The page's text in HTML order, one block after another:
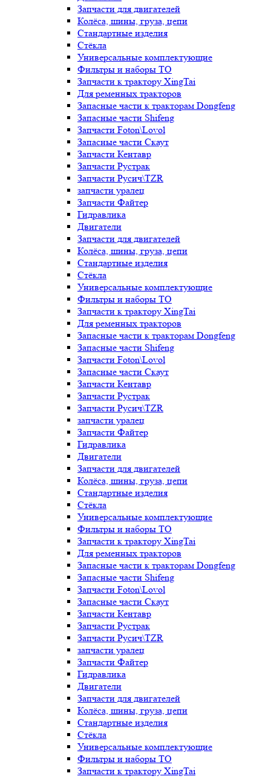
Запчасти для двигателей
Колёса, шины, груза, цепи
Стандартные изделия
Стёкла
Универсальные комплектующие
Фильтры и наборы ТО
Запчасти к трактору XingTai
Для ременных тракторов
Запасные части к тракторам Dongfeng
Запасные части Shifeng
Запчасти Foton\Lovol
Запасные части Скаут
Запчасти Кентавр
Запчасти Рустрак
Запчасти Русич\TZR
запчасти уралец
Запчасти Файтер
Гидравлика
Двигатели
Запчасти для двигателей
Колёса, шины, груза, цепи
Стандартные изделия
Стёкла
Универсальные комплектующие
Фильтры и наборы ТО
Запчасти к трактору XingTai
Для ременных тракторов
Запасные части к тракторам Dongfeng
Запасные части Shifeng
Запчасти Foton\Lovol
Запасные части Скаут
Запчасти Кентавр
Запчасти Рустрак
Запчасти Русич\TZR
запчасти уралец
Запчасти Файтер
Гидравлика
Двигатели
Запчасти для двигателей
Колёса, шины, груза, цепи
Стандартные изделия
Стёкла
Универсальные комплектующие
Фильтры и наборы ТО
Запчасти к трактору XingTai
Для ременных тракторов
Запасные части к тракторам Dongfeng
Запасные части Shifeng
Запчасти Foton\Lovol
Запасные части Скаут
Запчасти Кентавр
Запчасти Рустрак
Запчасти Русич\TZR
запчасти уралец
Запчасти Файтер
Гидравлика
Двигатели
Запчасти для двигателей
Колёса, шины, груза, цепи
Стандартные изделия
Стёкла
Универсальные комплектующие
Фильтры и наборы ТО
Запчасти к трактору XingTai